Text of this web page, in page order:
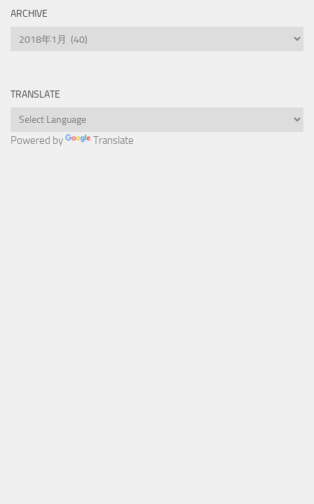
ARCHIVE
Archive
TRANSLATE
Powered by Translate